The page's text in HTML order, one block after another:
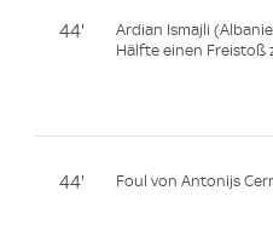
44'
Ardian Ismajli
Hälfte einen Freistoß
44' Foul von Antonijs